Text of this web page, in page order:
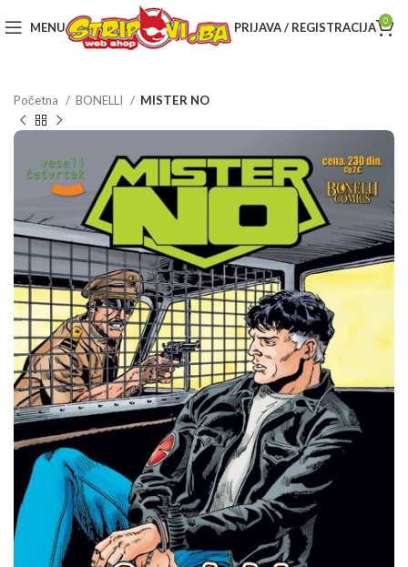
MENU PRIJAVA / REGISTRACIJA 0
Početna BONELLI MISTER NO